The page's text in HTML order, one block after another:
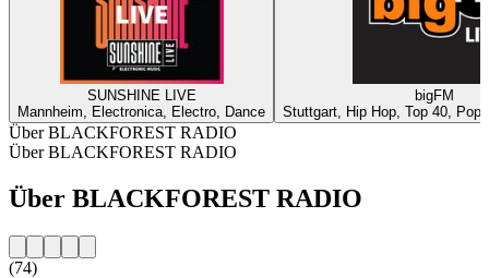
SUNSHINE LIVE
Mannheim, Electronica, Electro, Dance
bigFM
Stuttgart, Hip Hop, Top 40,
Über BLACKFOREST RADIO
Über BLACKFOREST RADIO
Über BLACKFOREST RADIO
(74)